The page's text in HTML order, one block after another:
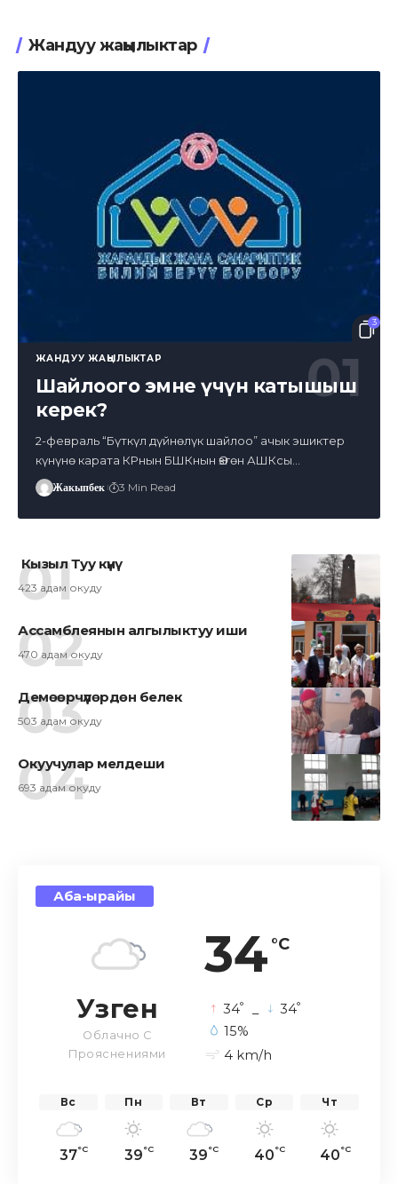
Жандуу жаңылыктар
3
ЖАНДУУ ЖАҢЫЛЫКТАР
Шайлоого эмне үчүн катышыш
керек?
2-февраль “Бүткүл дүйнөлүк шайлоо” ачык эшиктер
күнүнө карата КРнын БШКнын Өзгөн АШКсы…
Жакыпбек
3 Min Read
Кызыл Туу күнү
423 адам окуду
Ассамблеянын алгылыктуу иши
470 адам окуду
Демөөрчүлөрдөн белек
503 адам окуду
Окуучулар мелдеши
693 адам окуду
Аба-ырайы
34 °C
Узген
Облачно С
Прояснениями
34° 34°
15%
4 km/h
Вс
37°C
Пн
39°C
Вт
39°C
Ср
40°C
Чт
40°C